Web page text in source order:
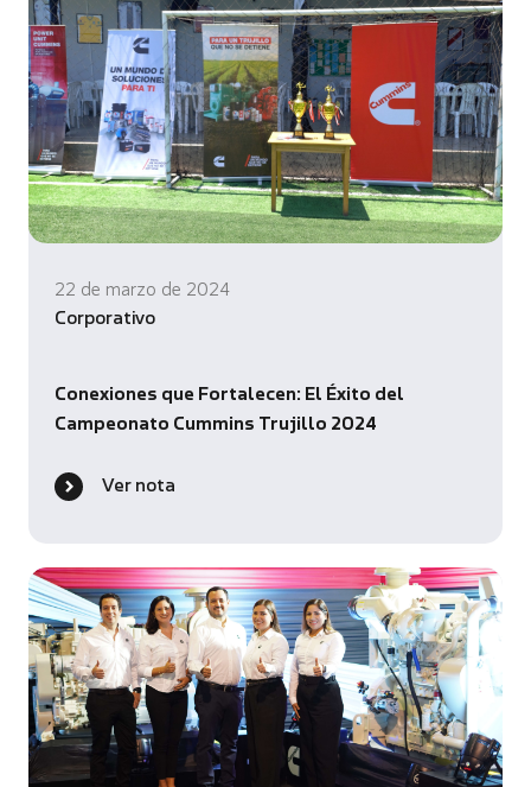
22 de marzo de 2024
Corporativo
Conexiones que Fortalecen: El Éxito del
Campeonato Cummins Trujillo 2024
Ver nota